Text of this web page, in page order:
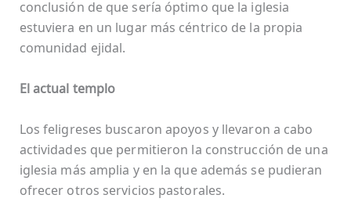
conclusión de que sería óptimo que la iglesia
estuviera en un lugar más céntrico de la propia
comunidad ejidal.
El actual templo
Los feligreses buscaron apoyos y llevaron a cabo
actividades que permitieron la construcción de una
iglesia más amplia y en la que además se pudieran
ofrecer otros servicios pastorales.